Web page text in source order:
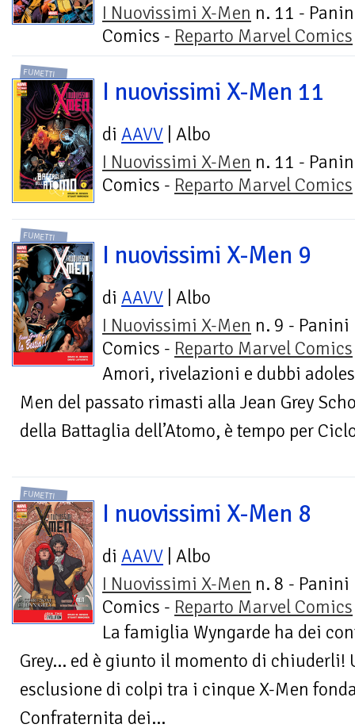
I Nuovissimi X-Men n. 11 -
Comics - Reparto Marvel Comics
FUMETTI
I nuovissimi X-Men 11
di AAVV | Albo
I Nuovissimi X-Men n. 11 -
Comics - Reparto Marvel Comics
FUMETTI
I nuovissimi X-Men 9
di AAVV | Albo
I Nuovissimi X-Men n. 9 - Panini
Comics - Reparto Marvel Comics
Amori, rivelazioni e dubbi
Men del passato rimasti alla Jean Grey
della Battaglia dell’Atomo, è tempo per
FUMETTI
I nuovissimi X-Men 8
di AAVV | Albo
I Nuovissimi X-Men n. 8 - Panini
Comics - Reparto Marvel Comics
La famiglia Wyngarde ha dei
Grey... ed è giunto il momento di chiuderli!
esclusione di colpi tra i cinque X-Men
Confraternita dei...